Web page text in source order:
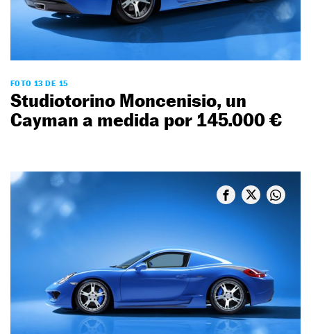
FOTO 13 DE 15
Studiotorino Moncenisio, un
Cayman a medida por 145.000 €